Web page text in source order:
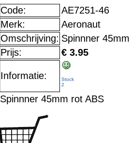
Code:
AE7251-46
Merk:
Aeronaut
Omschrijving: Spinnner
Prijs:
€ 3.95
Informatie:
Stock
2
Spinnner 45mm rot ABS